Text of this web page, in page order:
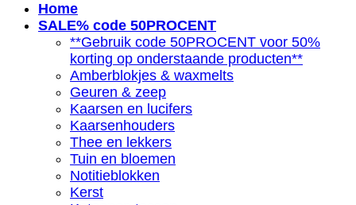
Home
SALE% code 50PROCENT
**Gebruik code 50PROCENT voor 50%
korting op onderstaande producten**
Amberblokjes & waxmelts
Geuren & zeep
Kaarsen en lucifers
Kaarsenhouders
Thee en lekkers
Tuin en bloemen
Notitieblokken
Kerst